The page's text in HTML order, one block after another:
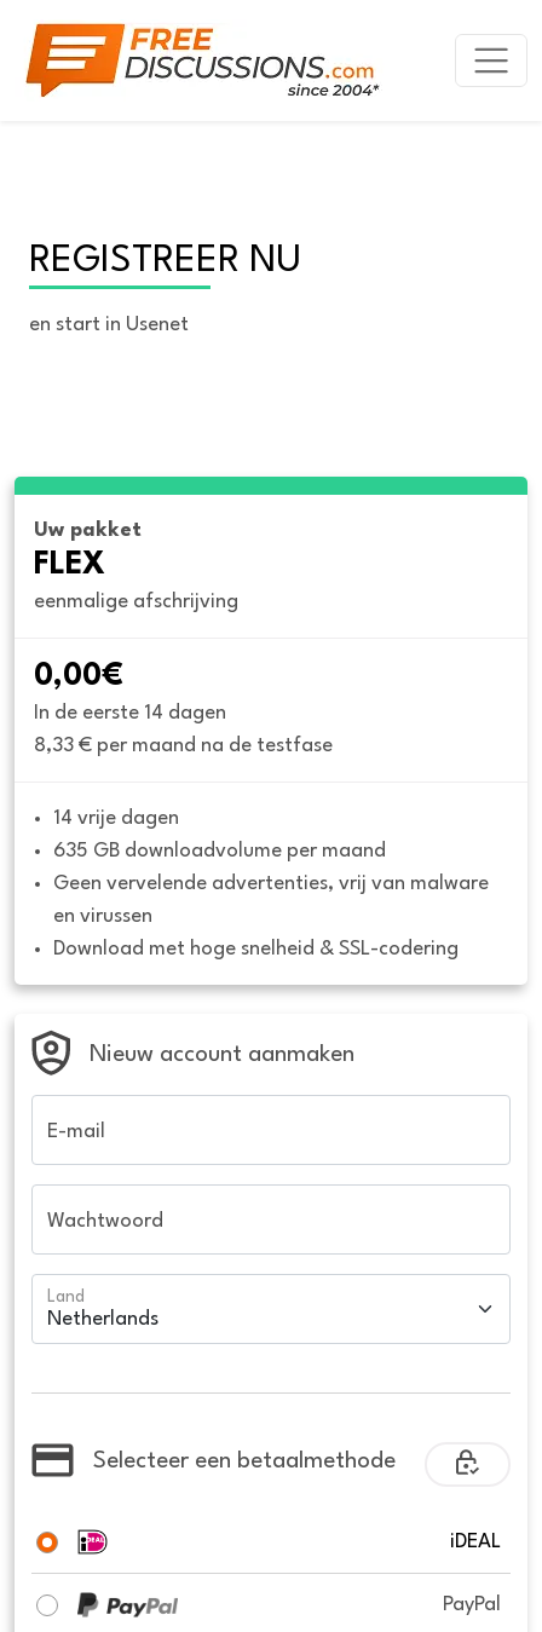
REGISTREER NU
en start in Usenet
Uw pakket
FLEX
eenmalige afschrijving
0,00€
In de eerste 14 dagen
8,33 € per maand na de testfase
14 vrije dagen
635 GB downloadvolume per maand
Geen vervelende advertenties, vrij van malware
en virussen
Download met hoge snelheid & SSL-codering
Nieuw account aanmaken
E-mail
Wachtwoord
Land
Selecteer een betaalmethode
iDEAL
PayPal